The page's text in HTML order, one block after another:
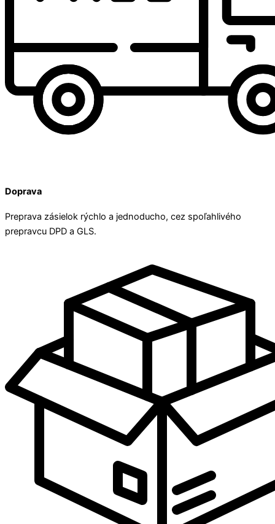
Doprava
Preprava zásielok rýchlo a jednoducho, cez spoľahlivého
prepravcu DPD a GLS.